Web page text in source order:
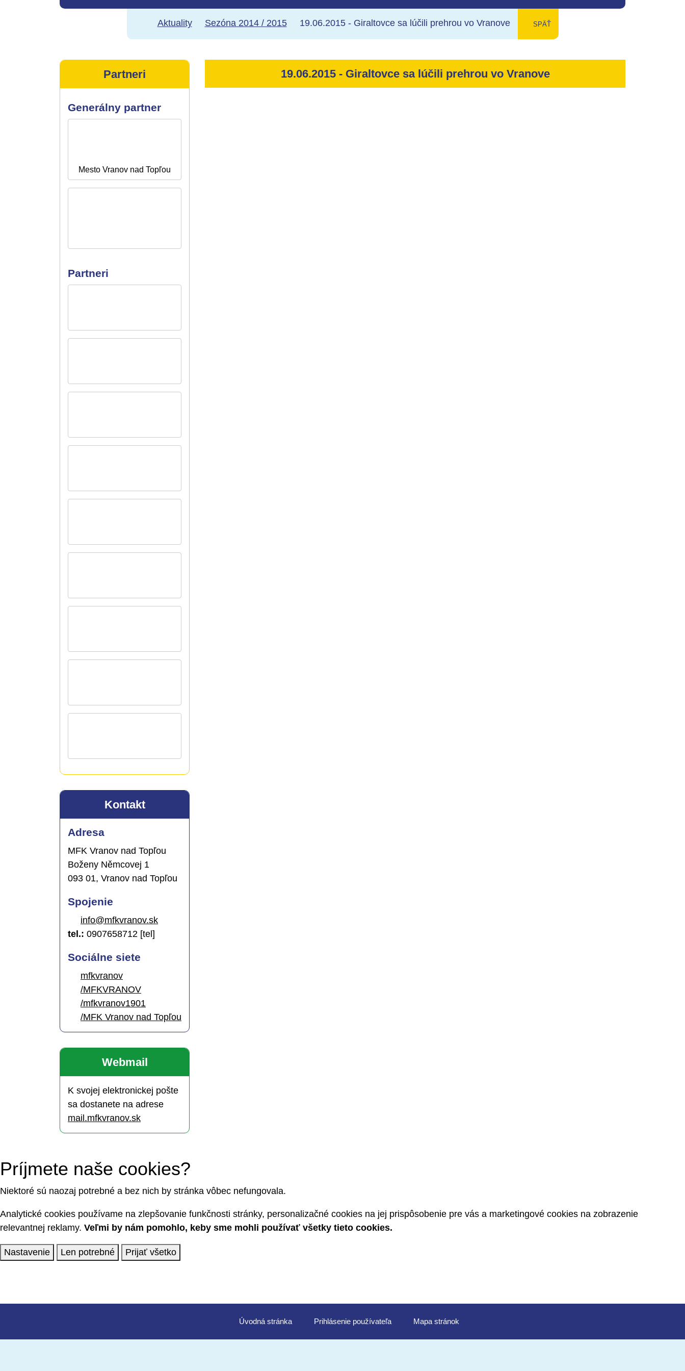
Aktuality Sezóna 2014 / 2015 19.06.2015 - Giraltovce sa lúčili prehrou vo Vranove späť
Partneri
Generálny partner
Mesto Vranov nad Topľou
Partneri
Kontakt
Adresa
MFK Vranov nad Topľou
Boženy Němcovej 1
093 01, Vranov nad Topľou
Spojenie
info@mfkvranov.sk
tel.: 0907658712 [tel]
Sociálne siete
mfkvranov
/MFKVRANOV
/mfkvranov1901
/MFK Vranov nad Topľou
Webmail
K svojej elektronickej pošte
sa dostanete na adrese
mail.mfkvranov.sk
19.06.2015 - Giraltovce sa lúčili prehrou vo Vranove
Úvod Prihlásenie Mapa
Príjmete naše cookies?
Niektoré sú naozaj potrebné a bez nich by stránka vôbec nefungovala.
Analytické cookies používame na zlepšovanie funkčnosti stránky, personalizačné cookies na jej prispôsobenie pre vás a marketingové cookies na zobrazenie
relevantnej reklamy. Veľmi by nám pomohlo, keby sme mohli používať všetky tieto cookies.
Nastavenie Len potrebné Prijať všetko